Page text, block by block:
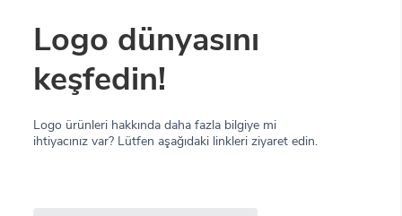
Logo dünyasını
keşfedin!
Logo ürünleri hakkında daha fazla bilgiye mi
ihtiyacınız var? Lütfen aşağıdaki linkleri ziyaret edin.